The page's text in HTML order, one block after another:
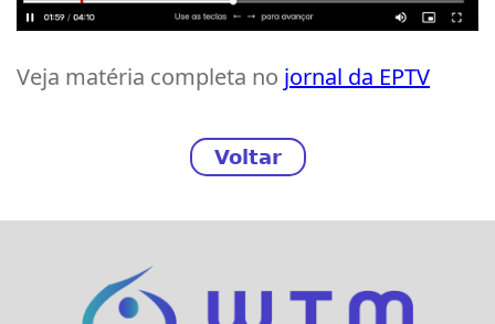
Veja matéria completa no jornal da EPTV
Voltar